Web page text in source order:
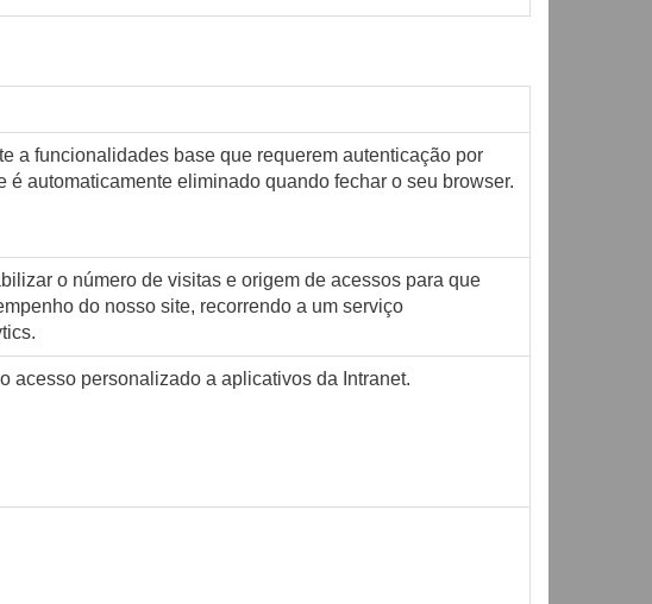
a funcionalidades base que requerem autenticação por
é automaticamente eliminado quando fechar o seu browser.
o número de visitas e origem de acessos para que
do nosso site, recorrendo a um serviço
acesso personalizado a aplicativos da Intranet.